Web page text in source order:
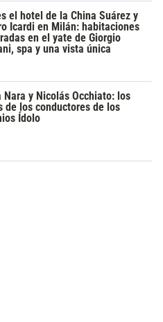
el hotel de la China Suárez y
Icardi en Milán: habitaciones
en el yate de Giorgio
spa y una vista única
Nara y Nicolás Occhiato: los
de los conductores de los
Ídolo